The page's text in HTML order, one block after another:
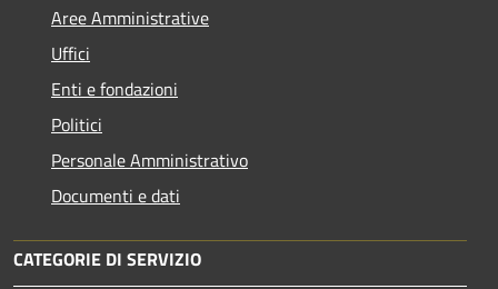
Aree Amministrative
Uffici
Enti e fondazioni
Politici
Personale Amministrativo
Documenti e dati
CATEGORIE DI SERVIZIO